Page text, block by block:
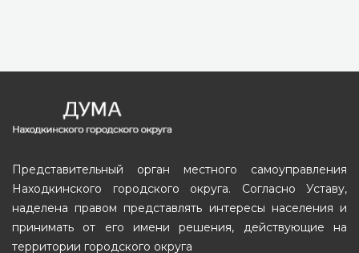
Представительный орган местного самоуправления
Находкинского городского округа. Согласно Уставу,
наделена правом представлять интересы населения и
принимать от его имени решения, действующие на
территории городского округа